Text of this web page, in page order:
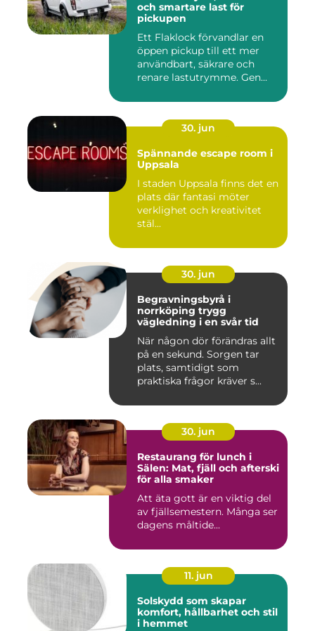
och smartare last för
pickupen
Ett Flaklock förvandlar en
öppen pickup till ett mer
användbart, säkrare och
renare lastutrymme. Gen...
30. jun
Spännande escape room i
Uppsala
I staden Uppsala finns det en
plats där fantasi möter
verklighet och kreativitet
stäl...
30. jun
Begravningsbyrå i
norrköping trygg
vägledning i en svår tid
När någon dör förändras allt
på en sekund. Sorgen tar
plats, samtidigt som
praktiska frågor kräver s...
30. jun
Restaurang för lunch i
Sälen: Mat, fjäll och afterski
för alla smaker
Att äta gott är en viktig del
av fjällsemestern. Många ser
dagens måltide...
11. jun
Solskydd som skapar
komfort, hållbarhet och stil
i hemmet